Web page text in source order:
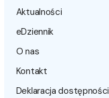
Aktualności
eDziennik
O nas
Kontakt
Deklaracja dostępności